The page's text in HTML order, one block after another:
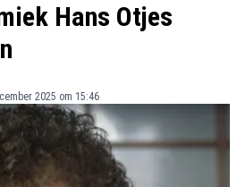
Hans Otjes
2025 om 15:46